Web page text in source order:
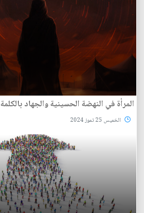
المرأة في النهضة الحسينية والجهاد بالكلمة
الخميس 25 تموز 2024